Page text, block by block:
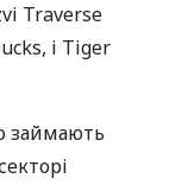
Traverse
і Tiger
займають